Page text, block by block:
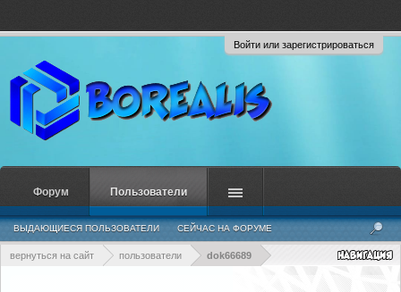
Войти или зарегистрироваться
вернуться на сайт пользователи dok66689
Форум Пользователи
ВЫДАЮЩИЕСЯ ПОЛЬЗОВАТЕЛИ СЕЙЧАС НА ФОРУМЕ
НЕДАВНЯЯ АКТИВНОСТЬ НОВЫЕ СООБЩЕНИЯ ПРОФИЛЯ